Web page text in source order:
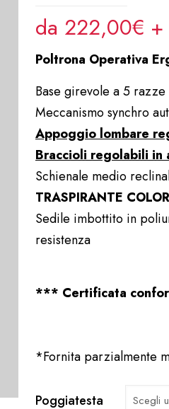
da 222,00€
Poltrona Operativa
Base girevole a 5
Meccanismo synchro
Appoggio lombare
Braccioli regolabili in
Schienale medio
TRASPIRANTE
Sedile imbottito in
resistenza
*** Certificata
*Fornita parzialmente
Poggiatesta